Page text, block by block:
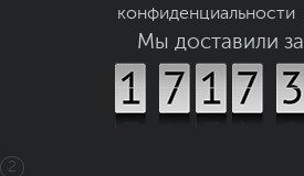
конфиденциальности
Мы доставили
2